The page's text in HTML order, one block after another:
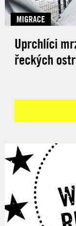
MIGRACE
Uprchlíci
řeckých